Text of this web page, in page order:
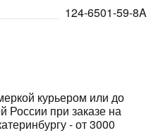
курьером или до
России при заказе на
- от 3000
124-6501-59-8A